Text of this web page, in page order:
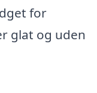
for
glat og uden